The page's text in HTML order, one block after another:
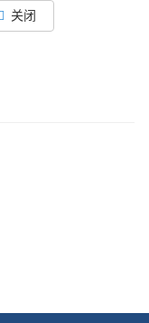
关闭